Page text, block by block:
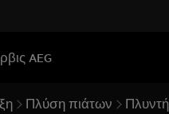
AEG
Πλύση πιάτων